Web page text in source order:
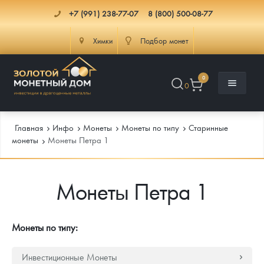
+7 (991) 238-77-07 8 (800) 500-08-77
Химки Подбор монет
0
0
Каталог Монет
Инвестиционные монеты
Как сделать заказ
Доставка
Главная Инфо Монеты Монеты по типу
Старинные
монеты
Монеты Петра 1
Монеты Петра 1
Монеты по типу:
Инвестиционные Монеты